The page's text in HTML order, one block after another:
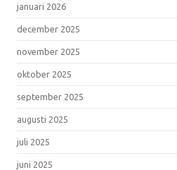
januari 2026
december 2025
november 2025
oktober 2025
september 2025
augusti 2025
juli 2025
juni 2025